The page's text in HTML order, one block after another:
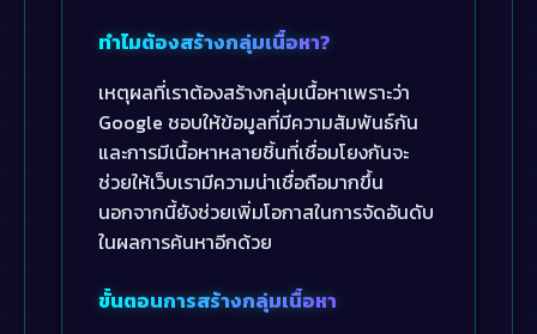
ทำไมต้องสร้างกลุ่มเนื้อหา?
เหตุผลที่เราต้องสร้างกลุ่มเนื้อหาเพราะว่า
Google ชอบให้ข้อมูลที่มีความสัมพันธ์กัน
และการมีเนื้อหาหลายชิ้นที่เชื่อมโยงกันจะ
ช่วยให้เว็บเรามีความน่าเชื่อถือมากขึ้น
นอกจากนี้ยังช่วยเพิ่มโอกาสในการจัดอันดับ
ในผลการค้นหาอีกด้วย
ขั้นตอนการสร้างกลุ่มเนื้อหา